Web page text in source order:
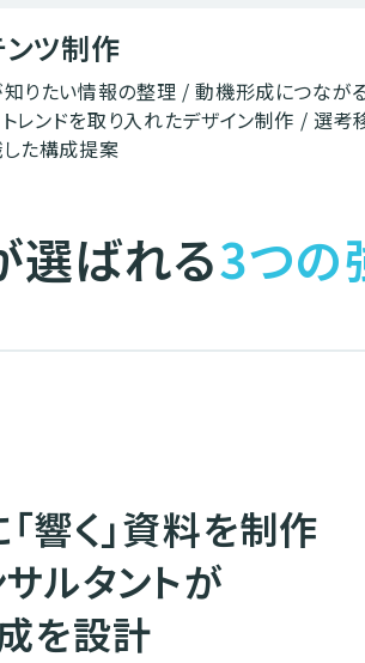
ンツ制作
りたい情報の整理 / 動機形成につなが
レンドを取り入れたデザイン制作 / 選考
した構成提案
選ばれる3つの
響く」資料を制作
ルタントが
を設計